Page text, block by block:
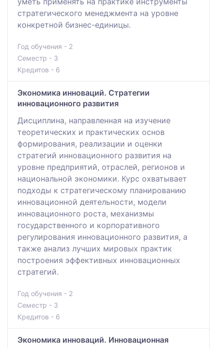
стратегического менеджмента на уровне
конкретной бизнес-единицы.
Год обучения - 2
Семестр - 3
Кредитов - 6
Экономика инноваций. Стратегии
инновационного развития
Дисциплина, направленная на изучение
теоретических и практических основ
формирования, реализации и оценки
стратегий инновационного развития на
уровне предприятий, отраслей, регионов и
национальной экономики. Курс охватывает
подходы к стратегическому планированию
инновационной деятельности, модели
инновационного роста, механизмы
государственного и корпоративного
регулирования инновационного развития, а
также анализ лучших мировых практик
построения эффективных инновационных
стратегий.
Год обучения - 2
Семестр - 3
Кредитов - 6
Экономика инноваций. Инновационная